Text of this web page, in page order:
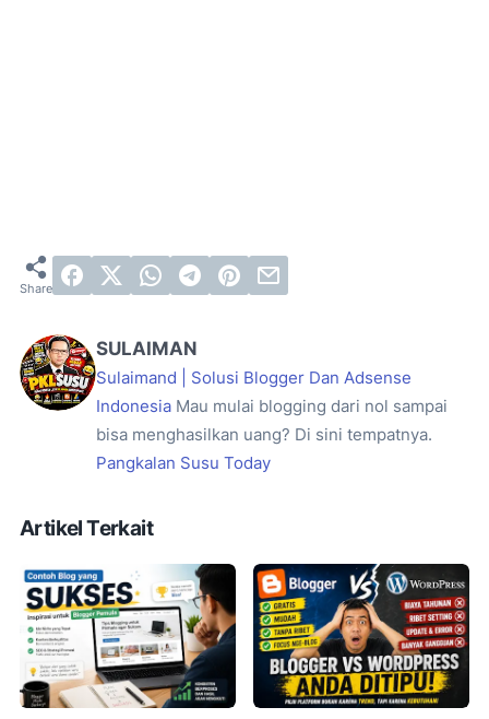
SULAIMAN
Sulaimand | Solusi Blogger Dan Adsense
Indonesia Mau mulai blogging dari nol sampai
bisa menghasilkan uang? Di sini tempatnya.
Pangkalan Susu Today
Artikel Terkait